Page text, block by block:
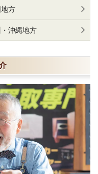
方
沖縄地方